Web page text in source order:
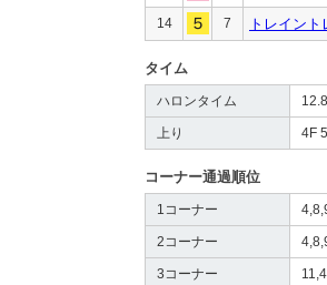
14 7 トレイント
タイム
ハロンタイム
上り 4F
コーナー通過順位
1コーナー
2コーナー
3コーナー